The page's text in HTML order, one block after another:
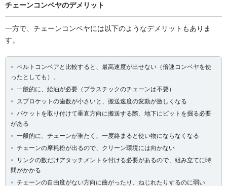
チェーンコンベヤのデメリット
一方で、チェーンコンベヤには以下のようなデメリットもありま
す。
ベルトコンベアと比較すると、最高速度が出せない（倍速コンベヤを使
ったとしても）。
一般的に、給油が必要（プラスチックのチェーンは不要）
スプロケットの歯数が小さいと、搬送速度の変動が激しくなる
バケットを取り付けて垂直方向に搬送する際、地下にピットを掘る必要
がある
一般的に、チェーンが重たく、一度絡まると使い物にならなくなる
チェーンの摩耗粉が出るので、クリーン環境には向かない
リンクの数だけアタッチメントを付ける必要があるので、組み立てに時
間がかかる
チェーンの自由度がない方向に曲がったり、ねじれたりするのに弱い